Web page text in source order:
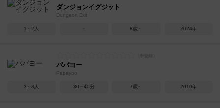
ダンジョンイグジット
Dungeon Exit
1～2人 － 8歳～ 2024年
パパヨー
Papayoo
3～8人 30～40分 7歳～ 2010年